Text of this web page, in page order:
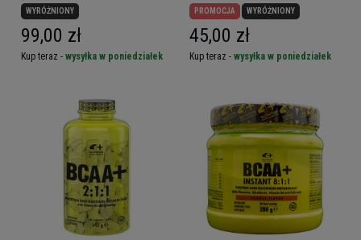
WYRÓŻNIONY
99,00 zł
Kup teraz - wysyłka w poniedziałek
PROMOCJA WYRÓŻNIONY
45,00 zł
Kup teraz - wysyłka w poniedziałek